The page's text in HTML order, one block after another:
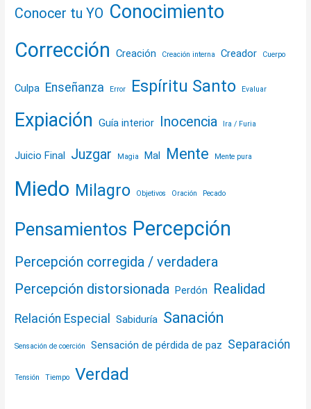
Conocer tu YO Conocimiento
Corrección Creación Creación interna Creador Cuerpo
Culpa Enseñanza Error Espíritu Santo Evaluar
Expiación Guía interior Inocencia Ira / Furia
Juicio Final Juzgar Magia Mal Mente Mente pura
Miedo Milagro Objetivos Oración Pecado
Pensamientos Percepción
Percepción corregida / verdadera
Percepción distorsionada Perdón Realidad
Relación Especial Sabiduría Sanación
Sensación de coerción Sensación de pérdida de paz Separación
Tensión Tiempo Verdad